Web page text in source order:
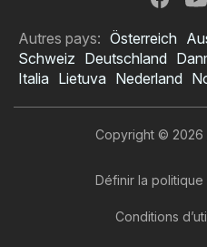
Autres pays: Österreich
Schweiz Deutschland
Italia Lietuva Nederland
Copyright © 2026
Définir la
Conditions